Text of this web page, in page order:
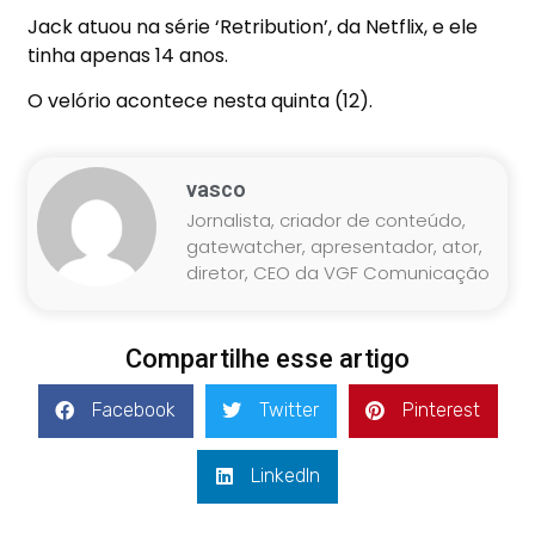
Jack atuou na série ‘Retribution’, da Netflix, e ele
tinha apenas 14 anos.
O velório acontece nesta quinta (12).
vasco
Jornalista, criador de conteúdo,
gatewatcher, apresentador, ator,
diretor, CEO da VGF Comunicação
Compartilhe esse artigo
Facebook Twitter Pinterest
LinkedIn